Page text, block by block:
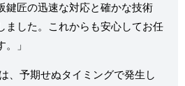
鍵匠の迅速な対応と確かな技術
ました。これからも安心してお任
」
、予期せぬタイミングで発生し